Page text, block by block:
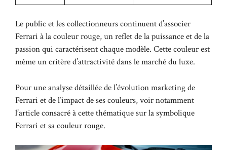
Le public et les collectionneurs continuent d’associer
Ferrari à la couleur rouge, un reflet de la puissance et de la
passion qui caractérisent chaque modèle. Cette couleur est
même un critère d’attractivité dans le marché du luxe.
Pour une analyse détaillée de l’évolution marketing de
Ferrari et de l’impact de ses couleurs, voir notamment
l’article consacré à cette thématique surla symbolique
Ferrari et sa couleur rouge.